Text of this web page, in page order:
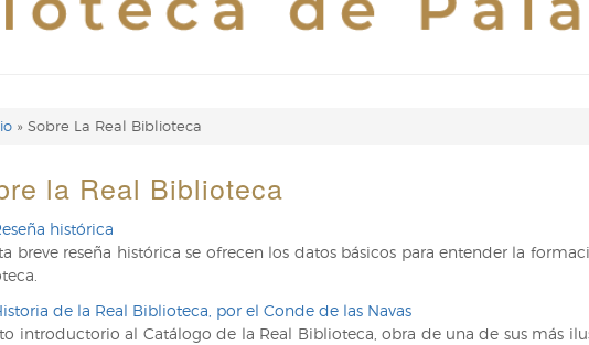
Sobre La Real Biblioteca
la Real Biblioteca
histórica
breve reseña histórica se ofrecen los datos básicos para entender la
de la Real Biblioteca, por el Conde de las Navas
introductorio al Catálogo de la Real Biblioteca, obra de una de sus más